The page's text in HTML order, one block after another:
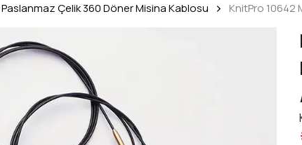
Çelik 360 Döner Misina Kablosu KnitPro 10642